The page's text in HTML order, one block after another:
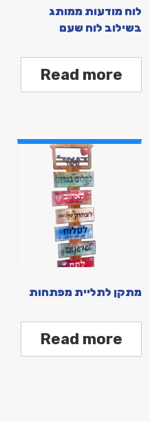
לוח מודעות ממותג
בשילוב לוח שעם
Read more
מתקן לתליית מפתחות
Read more